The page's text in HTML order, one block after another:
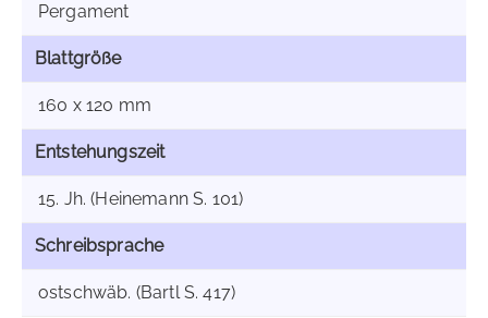
Pergament
Blattgröße
160 x 120 mm
Entstehungszeit
15. Jh. (Heinemann S. 101)
Schreibsprache
ostschwäb. (Bartl S. 417)